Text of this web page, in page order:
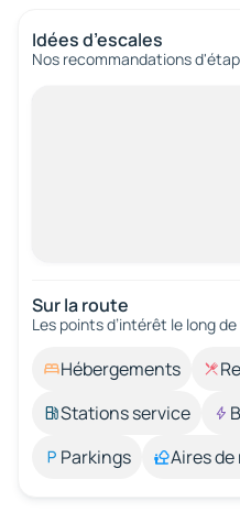
Idées d’escales
Nos recommandations
Sur la route
Les points d’intérêt le long
Hébergements
Stations service
Parkings
Aires de